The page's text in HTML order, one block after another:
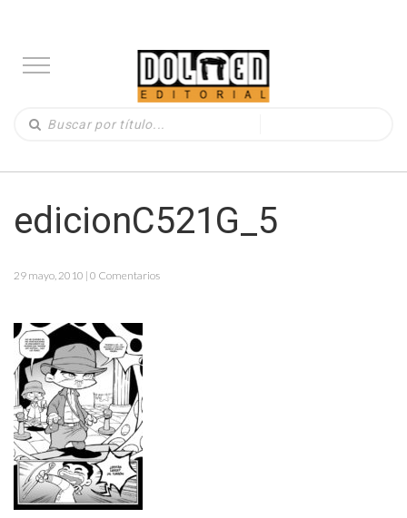
edicionC521G_5
29 mayo, 2010 | 0 Comentarios